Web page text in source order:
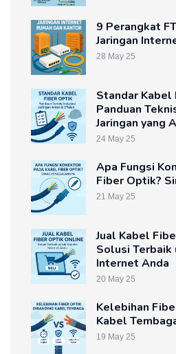
9 Perangkat
Jaringan
28 May 25
Standar Kabel
Panduan
Jaringan yang
24 May 25
Apa Fungsi
Fiber Optik?
21 May 25
Jual Kabel
Solusi Terbaik
Internet Anda
20 May 25
Kelebihan
Kabel
19 May 25